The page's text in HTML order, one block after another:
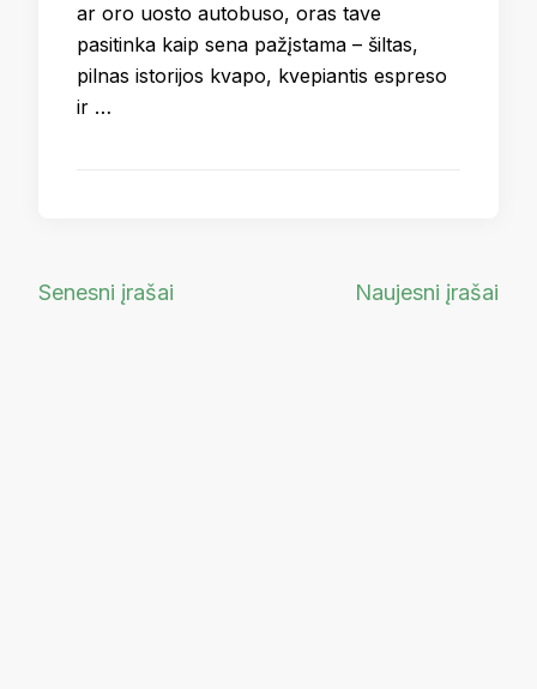
ar oro uosto autobuso, oras tave
pasitinka kaip sena pažįstama – šiltas,
pilnas istorijos kvapo, kvepiantis espreso
ir …
Navigacija
Senesni įrašai Naujesni įrašai